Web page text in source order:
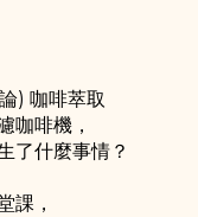
) 咖啡萃取
咖啡機，
了什麼事情？
課，